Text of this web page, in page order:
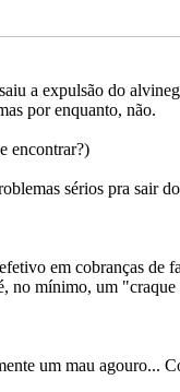
a expulsão do
por enquanto, não.
encontrar?)
sérios pra sair
em cobranças
no mínimo, um "craque
um mau agouro...